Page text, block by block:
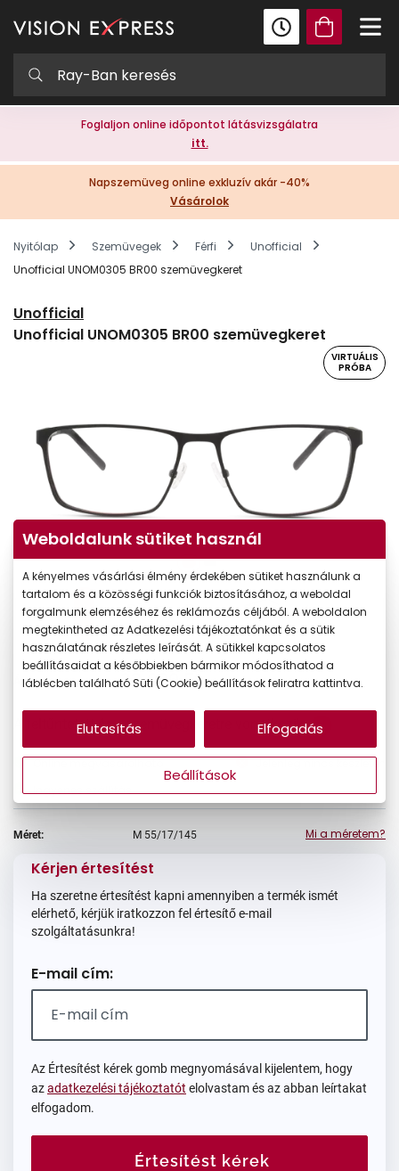
Foglaljon online időpontot látásvizsgálatra
itt.
Napszemüveg online exkluzív akár -40%
Vásárolok
Nyitólap Szemüvegek Férfi
Unofficial
Unofficial UNOM0305 BR00 szemüvegkeret
Unofficial
Unofficial UNOM0305 BR00 szemüvegkeret
VIRTUÁLIS
PRÓBA
Ár: 33.990 Ft
A feltűntetett ár a szemüvegkeretre vonatkozik.
Jelenleg nincs készleten
Ingyenes szállítás
Méret: M 55/17/145 Mi a méretem?
Kérjen értesítést
Ha szeretne értesítést kapni amennyiben a termék ismét
elérhető, kérjük iratkozzon fel értesítő e-mail
szolgáltatásunkra!
E-mail cím:
Az Értesítést kérek gomb megnyomásával kijelentem, hogy
azadatkezelési tájékoztatót elolvastam és az abban leírtakat
elfogadom.
Értesítést kérek
Weboldalunk sütiket használ
A kényelmes vásárlási élmény érdekében sütiket használunk a
tartalom és a közösségi funkciók biztosításához, a weboldal
forgalmunk elemzéséhez és reklámozás céljából. A weboldalon
megtekintheted az Adatkezelési tájékoztatónkat és a sütik
használatának részletes leírását. A sütikkel kapcsolatos
beállításaidat a későbbiekben bármikor módosíthatod a
láblécben található Süti (Cookie) beállítások feliratra kattintva.
Beállítások
Elutasítás Elfogadás